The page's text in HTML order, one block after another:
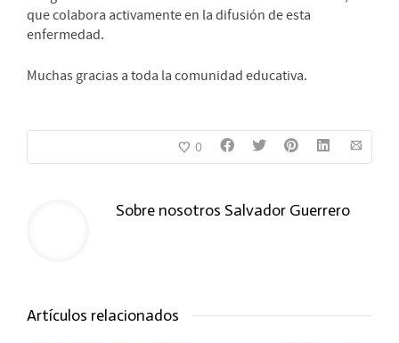
que colabora activamente en la difusión de esta
enfermedad.
Muchas gracias a toda la comunidad educativa.
0
Sobre nosotros Salvador Guerrero
Artículos relacionados